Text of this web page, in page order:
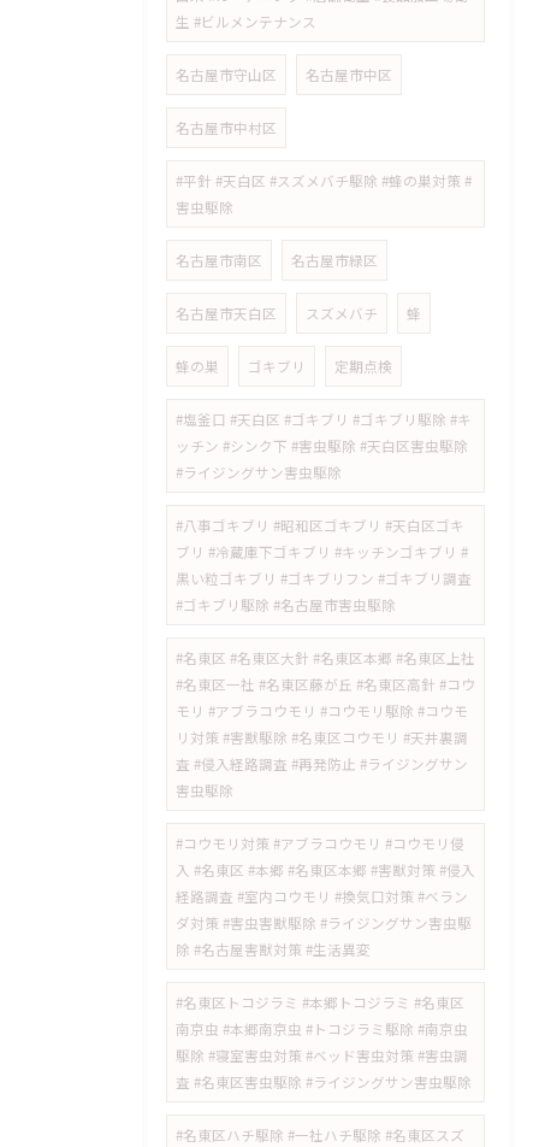
生 #ビルメンテナンス
名古屋市守山区 名古屋市中区
名古屋市中村区
#平針 #天白区 #スズメバチ駆除 #蜂の巣対策 #
害虫駆除
名古屋市南区 名古屋市緑区
名古屋市天白区 スズメバチ 蜂
蜂の巣 ゴキブリ 定期点検
#塩釜口 #天白区 #ゴキブリ #ゴキブリ駆除 #キ
ッチン #シンク下 #害虫駆除 #天白区害虫駆除
#ライジングサン害虫駆除
#八事ゴキブリ #昭和区ゴキブリ #天白区ゴキ
ブリ #冷蔵庫下ゴキブリ #キッチンゴキブリ #
黒い粒ゴキブリ #ゴキブリフン #ゴキブリ調査
#ゴキブリ駆除 #名古屋市害虫駆除
#名東区 #名東区大針 #名東区本郷 #名東区上社
#名東区一社 #名東区藤が丘 #名東区高針 #コウ
モリ #アブラコウモリ #コウモリ駆除 #コウモ
リ対策 #害獣駆除 #名東区コウモリ #天井裏調
査 #侵入経路調査 #再発防止 #ライジングサン
害虫駆除
#コウモリ対策 #アブラコウモリ #コウモリ侵
入 #名東区 #本郷 #名東区本郷 #害獣対策 #侵入
経路調査 #室内コウモリ #換気口対策 #ベラン
ダ対策 #害虫害獣駆除 #ライジングサン害虫駆
除 #名古屋害獣対策 #生活異変
#名東区トコジラミ #本郷トコジラミ #名東区
南京虫 #本郷南京虫 #トコジラミ駆除 #南京虫
駆除 #寝室害虫対策 #ベッド害虫対策 #害虫調
査 #名東区害虫駆除 #ライジングサン害虫駆除
#名東区ハチ駆除 #一社ハチ駆除 #名東区スズ